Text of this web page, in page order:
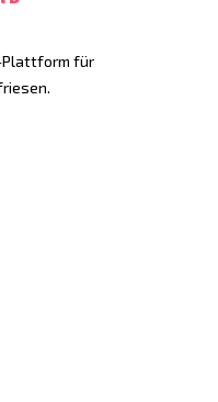
Plattform für